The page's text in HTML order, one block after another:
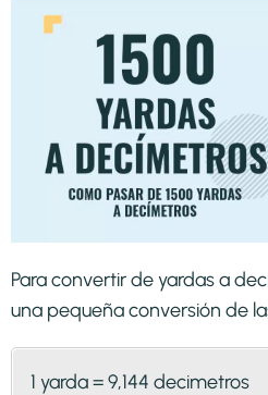
Para convertir de yardas a
una pequeña conversión de
1 yarda = 9,144 decimetros